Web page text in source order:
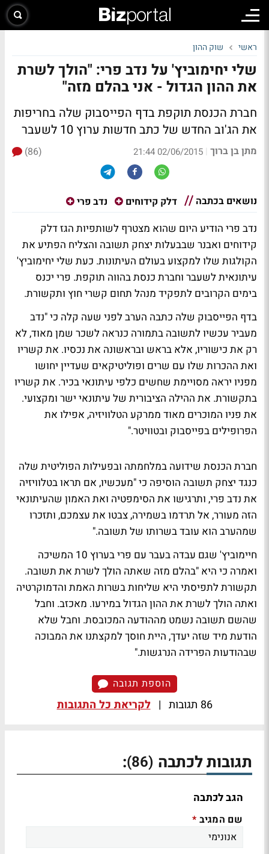
ראשי שוק ההון
שלי יחימוביץ' על נדב פרי: "הולך לשרת
את ההון הגדול - אני בהלם מזה"
חברת הכנסת תוקפת בדף הפייסבוק שלה בחריפות
את הג'וב החדש של כתב חדשות ערוץ 10 לשעבר
מתן בן ברוך |
02/06/2015 21:44
(86)
נושאים בכתבה דלק קידוחים נדב פרי
נדב פרי הודיע היום שהוא מצטרף לשותפיות הגז דלק
קידוחים ואבנר שבבעלות יצחק תשובה והצליח הפתיע את
הקולגות שלו למקצוע בעולם העיתונות. כעת שלי יחימוביץ'
עיתונאית לשעבר וחברת כנסת בהווה תוקפת. פרי יכנס
בימים הקרובים לתפקיד מנהל תחום קשרי חוץ ותקשורת.
בדף הפייסבוק שלה כתבה הערב לפני שעה קלה כי "נדב
מעביר עכשיו לתשובה בתמורה כנראה לשכר שמן מאוד, לא
רק את כישוריו, אלא בראש ובראשונה את נכסיו. את קשריו
ואת ההכרות שלו עם שרים ופוליטיקאים שעדיין יחושו
מפניו יראה מסויימת שחשים כלפי עיתונאי בכיר. את קשריו
בתקשורת. את ההילה הציבורית של עיתונאי ישר ומקצועי.
את פניו המוכרים מאוד ממרקע הטלוויזיה, אפילו את
הפרופילים בפייסבוק ובטוויטר."
חברת הכנסת שידועה במלחמתה ובפעילות הפוליטית שלה
כנגד יצחק תשובה הוסיפה כי "מעכשיו, אם תראו בטלוויזיה
את נדב פרי, ותרגישו את הסימפטיה ואת האמון שהעיתונאי
הזה מעורר, אל תרדמו בשמירה, צבטו את עצמכם, ותזכרו
שמהערב הוא עובד בשרותו של תשובה."
חיימוביץ' שגם עבדה בעבר עם פרי בערוץ 10 המשיכה
ואמרה כי היא "בהלם מזה שאתה הולך לשרת את תשובה.
תקשורת לתפיסתי היא שליחות בשרות האמת והדמוקרטיה
ואתה הולך לשרת את ההון הגדול במירעו. מאכזב. וחבל
שהשם תשובה נשמט מההודעה המכובסת. וחבל שלא
הודעת מיד שזה יעדך, היית חוסך למקצתנו את המבוכה
שבהודעות הפרידה הנרגשות."
הוספת תגובה
86 תגובות | לקריאת כל התגובות
תגובות לכתבה (86)
:
הגב לכתבה
שם המגיב *